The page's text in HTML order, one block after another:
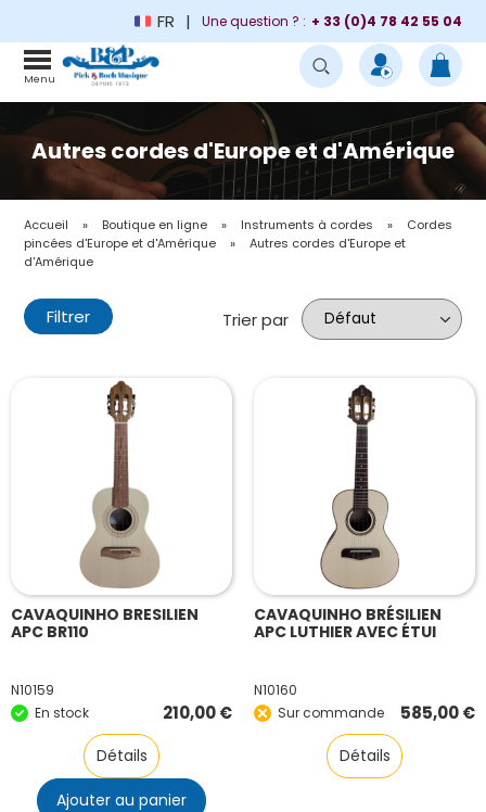
FR Une question ? : + 33 (0)4 78 42 55 04
Menu
Autres cordes d'Europe et d'Amérique
Accueil » Boutique en ligne » Instruments à cordes »
Cordes
pincées d'Europe et d'Amérique
»
Autres cordes d'Europe et
d'Amérique
Filtrer Trier par
CAVAQUINHO BRESILIEN
APC BR110
N10159
En stock
210,00€
Détails
Ajouter au panier
CAVAQUINHO BRÉSILIEN
APC LUTHIER AVEC ÉTUI
N10160
Sur commande
585,00€
Détails